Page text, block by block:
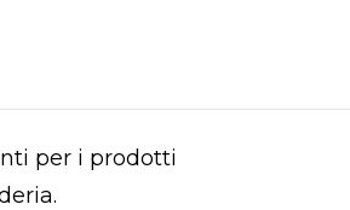
per i prodotti